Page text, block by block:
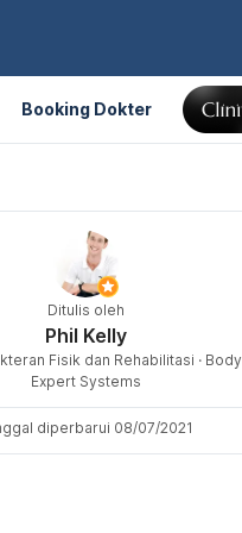
Booking Dokter
Ditulis oleh
Phil Kelly
Fisik dan Rehabilitasi · Body
Expert Systems
diperbarui 08/07/2021